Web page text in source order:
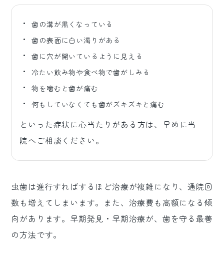
歯の溝が黒くなっている
歯の表面に白い濁りがある
歯に穴が開いているように見える
冷たい飲み物や食べ物で歯がしみる
物を噛むと歯が痛む
何もしていなくても歯がズキズキと痛む
といった症状に心当たりがある方は、早めに当
院へご相談ください。
虫歯は進行すればするほど治療が複雑になり、通院回
数も増えてしまいます。また、治療費も高額になる傾
向があります。早期発見・早期治療が、歯を守る最善
の方法です。